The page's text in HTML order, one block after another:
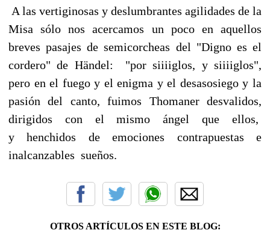
A las vertiginosas y deslumbrantes agilidades de la
Misa sólo nosacercamos un poco en aquellos
breves pasajes de semicorcheas del "Digno es el
cordero" de Händel: "por siiiiglos, y siiiiglos",
pero en el fuego y el enigma y el desasosiego y la
pasión del canto, fuimos Thomaner desvalidos,
dirigidos con el mismo ángel que ellos,
yhenchidos de emociones contrapuestas e
inalcanzables sueños.
OTROS ARTÍCULOS EN ESTE BLOG: